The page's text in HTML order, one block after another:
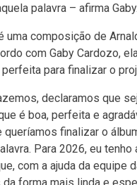
palavra – afirma Gaby.
uma composição de
com Gaby Cardozo,
para finalizar o
declaramos que
é boa, perfeita e
queríamos finalizar o
Para 2026, eu tenho
com a ajuda da equipe